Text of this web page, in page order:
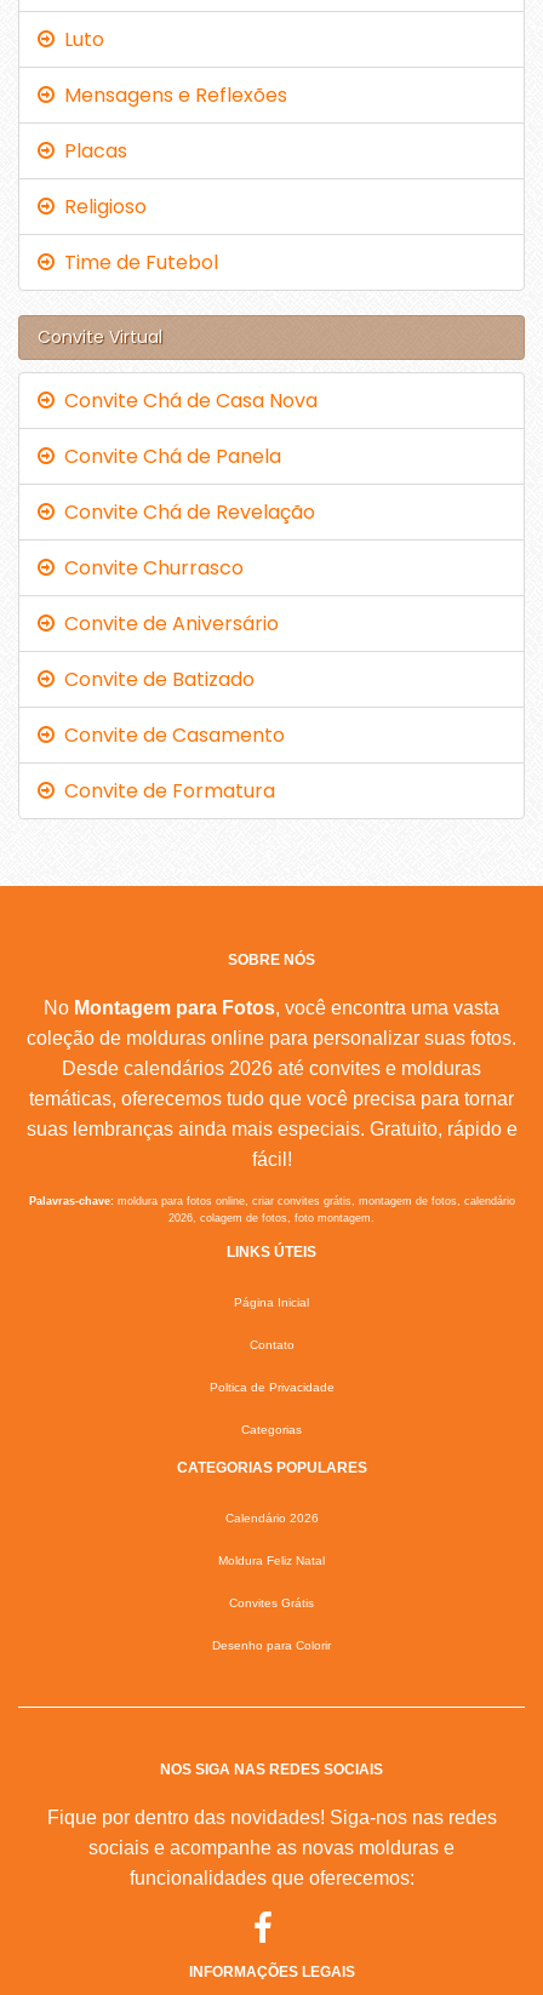
Luto
Mensagens e Reflexões
Placas
Religioso
Time de Futebol
Convite Virtual
Convite Chá de Casa Nova
Convite Chá de Panela
Convite Chá de Revelação
Convite Churrasco
Convite de Aniversário
Convite de Batizado
Convite de Casamento
Convite de Formatura
SOBRE NÓS
No Montagem para Fotos, você encontra uma vasta
coleção de molduras online para personalizar suas fotos.
Desde calendários 2026 até convites e molduras
temáticas, oferecemos tudo que você precisa para tornar
suas lembranças ainda mais especiais. Gratuito, rápido e
fácil!
Palavras-chave:moldura para fotos online, criar convites grátis, montagem de fotos, calendário
2026, colagem de fotos, foto montagem.
LINKS ÚTEIS
Página Inicial
Contato
Poltica de Privacidade
Categorias
CATEGORIAS POPULARES
Calendário 2026
Moldura Feliz Natal
Convites Grátis
Desenho para Colorir
NOS SIGA NAS REDES SOCIAIS
Fique por dentro das novidades! Siga-nos nas redes
sociais e acompanhe as novas molduras e
funcionalidades que oferecemos:
INFORMAÇÕES LEGAIS